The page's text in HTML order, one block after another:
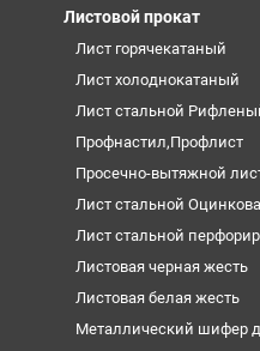
Листовой прокат
Лист горячекатаный
Лист холоднокатаный
Лист стальной
Профнастил,Профлист
Просечно-вытяжной
Лист стальной
Лист стальной
Листовая черная жесть
Листовая белая жесть
Металлический шифер